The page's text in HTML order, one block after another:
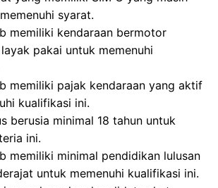
syarat.
memiliki kendaraan bermotor
pakai untuk memenuhi
memiliki pajak kendaraan yang aktif
kualifikasi ini.
berusia minimal 18 tahun untuk
ini.
memiliki minimal pendidikan lulusan
untuk memenuhi kualifikasi ini.